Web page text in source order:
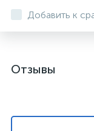
Добавить к
Отзывы